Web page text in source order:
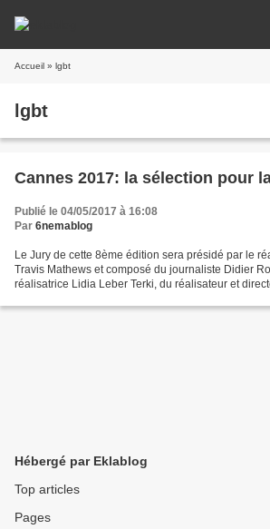
Accueil » lgbt
lgbt
Cannes 2017: la sélection pour
Publié le 04/05/2017 à 16:08
Par 6nemablog
Le Jury de cette 8ème édition sera présidé par le
Travis Mathews et composé du journaliste Didier
réalisatrice Lidia Leber Terki, du réalisateur et
Hébergé par Eklablog
Top articles
Pages